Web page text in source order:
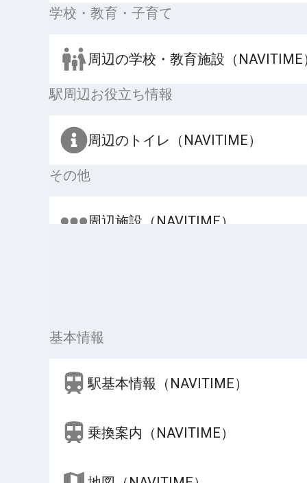
学校・教育・子育て
周辺の学校・教育施設（NAVITIME
駅周辺お役立ち情報
周辺のトイレ（NAVITIME）
その他
周辺施設（NAVITIME）
基本情報
駅基本情報（NAVITIME）
乗換案内（NAVITIME）